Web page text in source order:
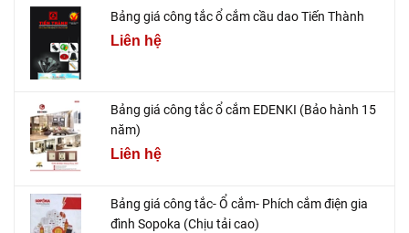
Bảng giá công tắc ổ cắm cầu dao Tiến Thành
Liên hệ
Bảng giá công tắc ổ cắm EDENKI (Bảo hành 15
năm)
Liên hệ
Bảng giá công tắc- Ổ cắm- Phích cắm điện gia
đình Sopoka (Chịu tải cao)